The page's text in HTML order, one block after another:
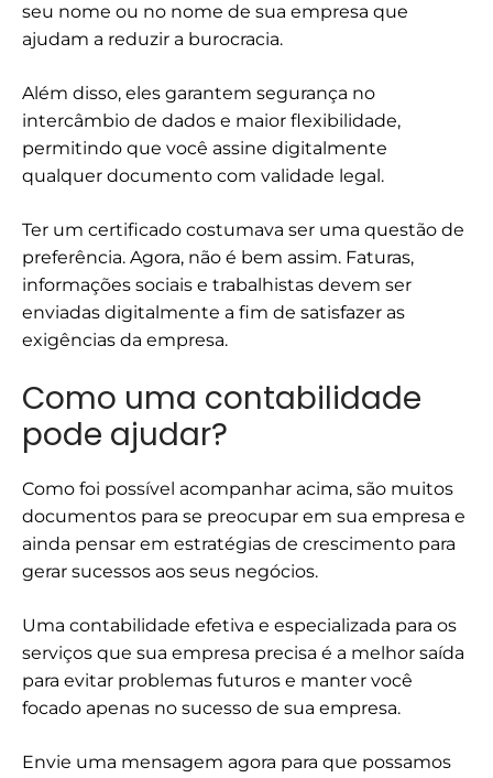
seu nome ou no nome de sua empresa que
ajudam a reduzir a burocracia.
Além disso, eles garantem segurança no
intercâmbio de dados e maior flexibilidade,
permitindo que você assine digitalmente
qualquer documento com validade legal.
Ter um certificado costumava ser uma questão de
preferência. Agora, não é bem assim. Faturas,
informações sociais e trabalhistas devem ser
enviadas digitalmente a fim de satisfazer as
exigências da empresa.
Como uma contabilidade
pode ajudar?
Como foi possível acompanhar acima, são muitos
documentos para se preocupar em sua empresa e
ainda pensar em estratégias de crescimento para
gerar sucessos aos seus negócios.
Uma contabilidade efetiva e especializada para os
serviços que sua empresa precisa é a melhor saída
para evitar problemas futuros e manter você
focado apenas no sucesso de sua empresa.
Envie uma mensagem agora para que possamos